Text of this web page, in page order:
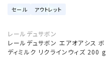
セール アウトレット
レールデュサボン
レールデュサボン エアオアシス ボ
ディミルク リクラインウィズ 200 g